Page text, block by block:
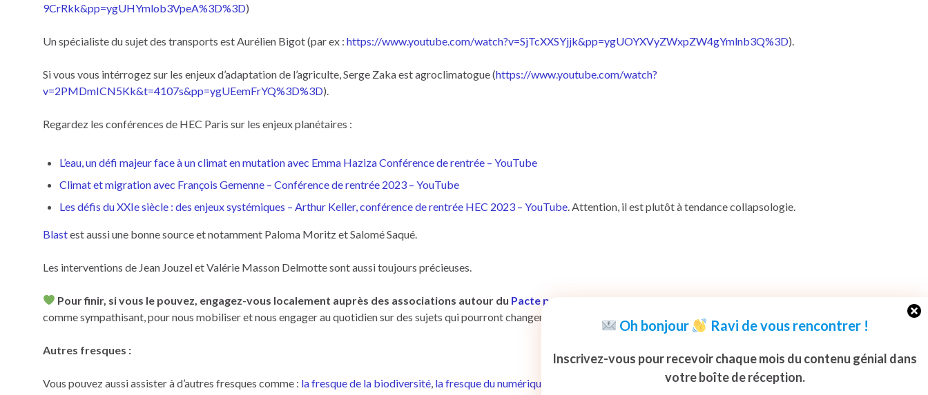
9CrRkk&pp=ygUHYmlob3VpeA%3D%3D)
Un spécialiste du sujet des transports est Aurélien Bigot (par ex : https://www.youtube.com/watch?v=SjTcXXSYjjk&pp=ygUOYXVyZWxpZW4gYmlnb3Q%3D).
Si vous vous intérrogez sur les enjeux d’adaptation de l’agriculte, Serge Zaka est agroclimatogue (https://www.youtube.com/watch?
v=2PMDmICN5Kk&t=4107s&pp=ygUEemFrYQ%3D%3D).
Regardez les conférences de HEC Paris sur les enjeux planétaires :
L’eau, un défi majeur face à un climat en mutation avec Emma Haziza Conférence de rentrée – YouTube
Climat et migration avec François Gemenne – Conférence de rentrée 2023 – YouTube
Les défis du XXIe siècle : des enjeux systémiques – Arthur Keller, conférence de rentrée HEC 2023 – YouTube. Attention, il est plutôt à tendance collapsologie.
Blastest aussi une bonne source et notamment Paloma Moritz et Salomé Saqué.
Les interventions de Jean Jouzel et Valérie Masson Delmotte sont aussi toujours précieuses.
Pour finir, si vous le pouvez, engagez-vous localement auprès des associations autour du Pacte pour la transition
comme sympathisant, pour nous mobiliser et nous engager au quotidien sur des sujets qui pourront changer le cours de l’histoire !
Autres fresques :
Vous pouvez aussi assister à d’autres fresques comme : la fresque de la biodiversité, lafresque du numérique la fresque de la mobilité
Oh bonjour Ravi de vous rencontrer!
Inscrivez-vous pour recevoir chaque mois du contenu génial dans
votre boîte de réception.